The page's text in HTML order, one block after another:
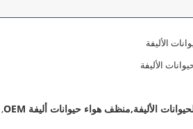
الأليفة
,